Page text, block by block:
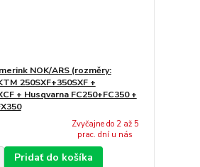
NOK/ARS (rozměry:
250SXF+350SXF +
+ Husqvarna FC250+FC350 +
Zvyčajne do 2 až 5
prac. dní u nás
Pridať do košíka